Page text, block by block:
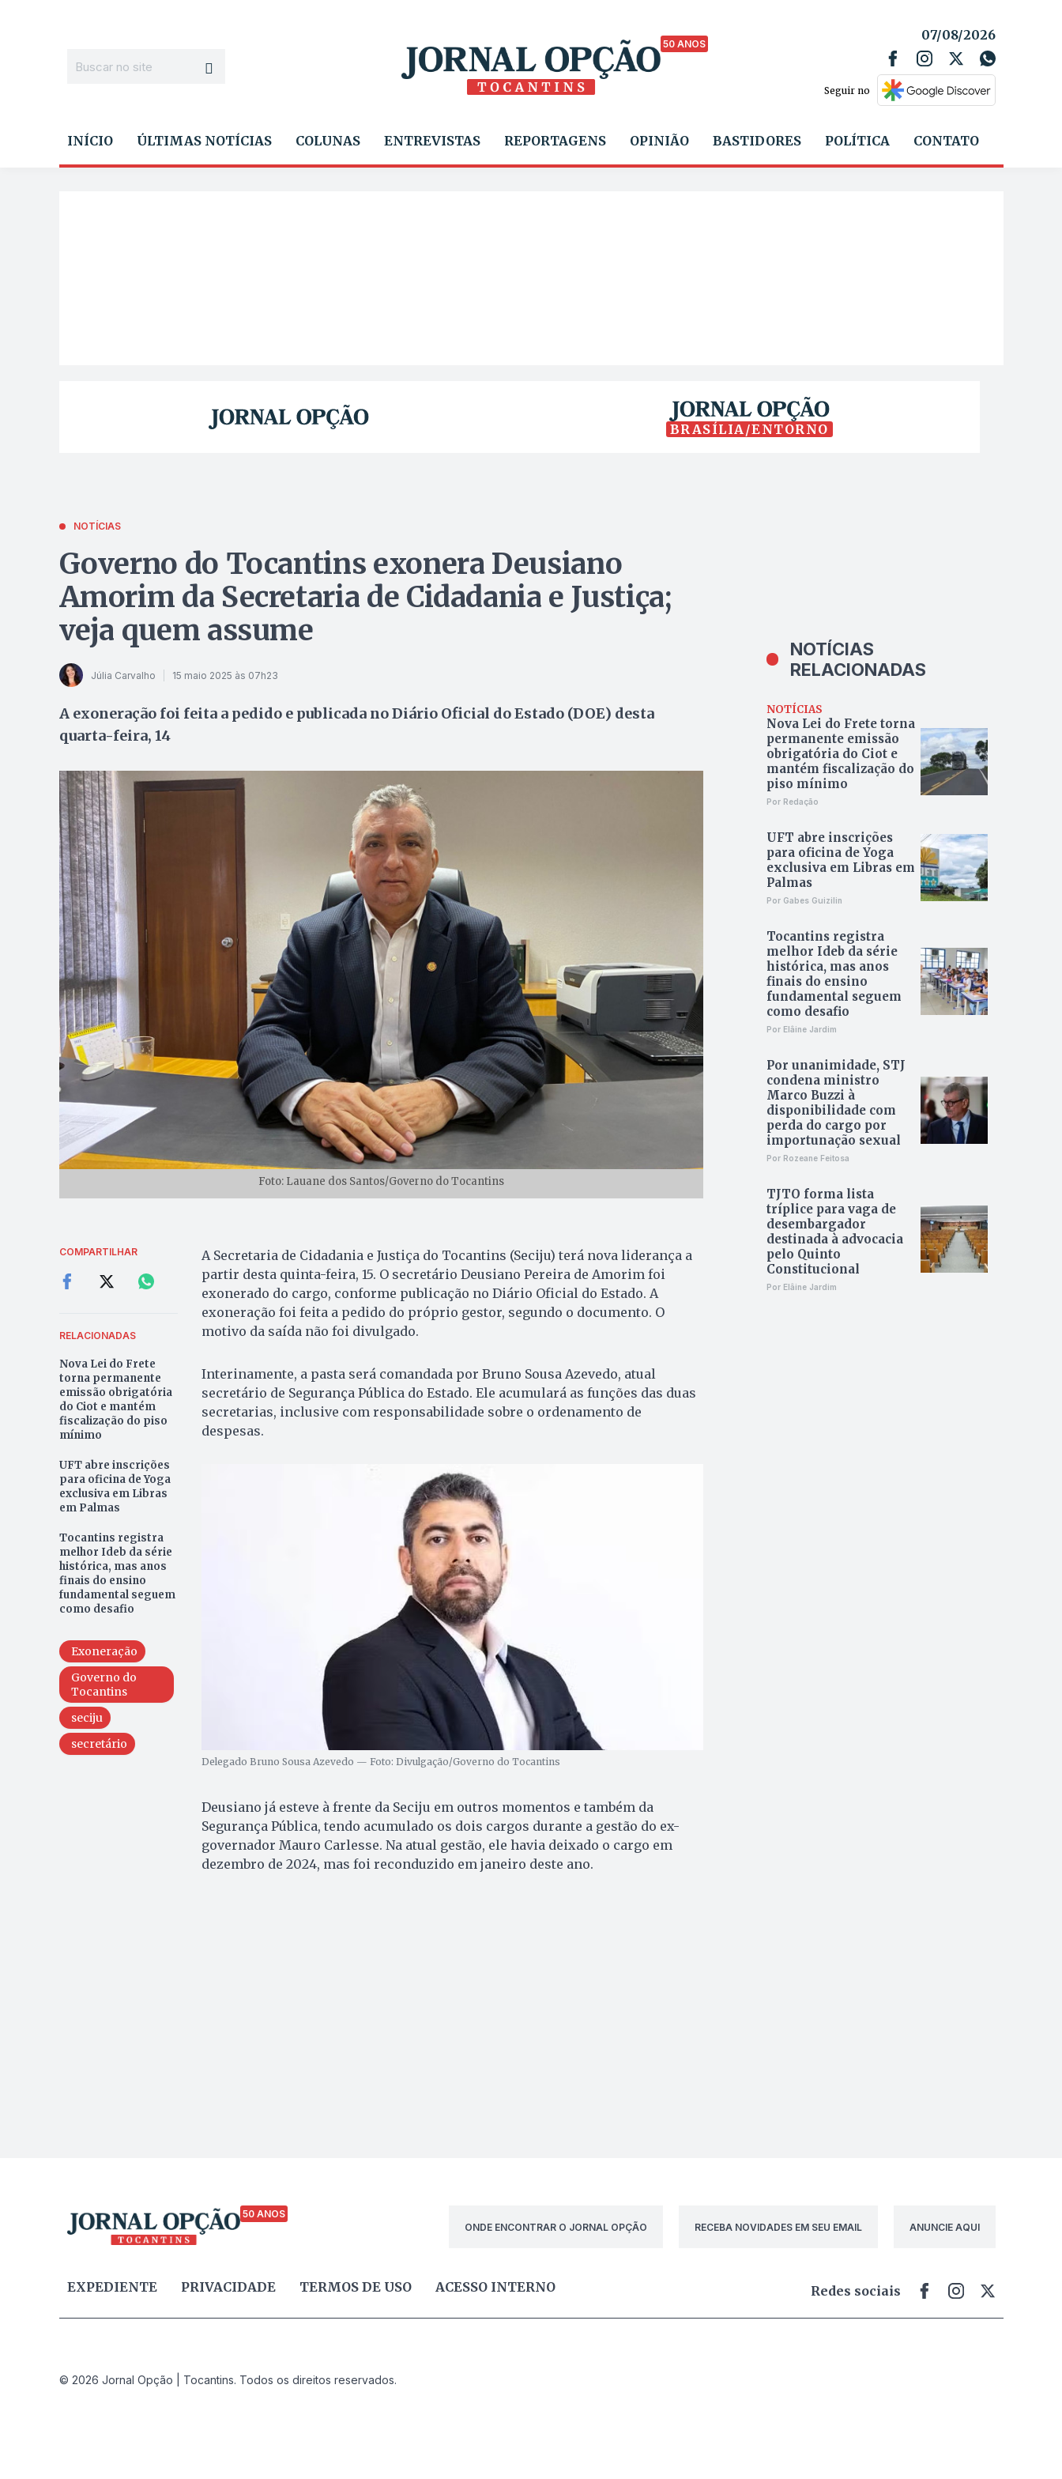
50 ANOS
07/08/2026
Seguir no
INÍCIO ÚLTIMAS NOTÍCIAS COLUNAS ENTREVISTAS REPORTAGENS OPINIÃO BASTIDORES POLÍTICA CONTATO
BRASÍLIA/ENTORNO
NOTÍCIAS
Governo do Tocantins exonera Deusiano
Amorim da Secretaria de Cidadania e Justiça;
veja quem assume
Júlia Carvalho 15 maio 2025 às 07h23
A exoneração foi feita a pedido e publicada no Diário Oficial do Estado (DOE) desta
quarta-feira, 14
Foto: Lauane dos Santos/Governo do Tocantins
COMPARTILHAR
RELACIONADAS
Nova Lei do Frete
torna permanente
emissão obrigatória
do Ciot e mantém
fiscalização do piso
mínimo
UFT abre inscrições
para oficina de Yoga
exclusiva em Libras
em Palmas
Tocantins registra
melhor Ideb da série
histórica, mas anos
finais do ensino
fundamental seguem
como desafio
Exoneração
Governo do
Tocantins
seciju
secretário
A Secretaria de Cidadania e Justiça do Tocantins (Seciju) terá nova liderança a
partir desta quinta-feira, 15. O secretário Deusiano Pereira de Amorim foi
exonerado do cargo, conforme publicação no Diário Oficial do Estado. A
exoneração foi feita a pedido do próprio gestor, segundo o documento. O
motivo da saída não foi divulgado.
Interinamente, a pasta será comandada por Bruno Sousa Azevedo, atual
secretário de Segurança Pública do Estado. Ele acumulará as funções das duas
secretarias, inclusive com responsabilidade sobre o ordenamento de
despesas.
Delegado Bruno Sousa Azevedo — Foto: Divulgação/Governo do Tocantins
Deusiano já esteve à frente da Seciju em outros momentos e também da
Segurança Pública, tendo acumulado os dois cargos durante a gestão do ex-
governador Mauro Carlesse. Na atual gestão, ele havia deixado o cargo em
dezembro de 2024, mas foi reconduzido em janeiro deste ano.
NOTÍCIAS
RELACIONADAS
NOTÍCIAS
Nova Lei do Frete torna
permanente emissão
obrigatória do Ciot e
mantém fiscalização do
piso mínimo
Por Redação
UFT abre inscrições
para oficina de Yoga
exclusiva em Libras em
Palmas
Por Gabes Guizilin
Tocantins registra
melhor Ideb da série
histórica, mas anos
finais do ensino
fundamental seguem
como desafio
Por Elâine Jardim
Por unanimidade, STJ
condena ministro
Marco Buzzi à
disponibilidade com
perda do cargo por
importunação sexual
Por Rozeane Feitosa
TJTO forma lista
tríplice para vaga de
desembargador
destinada à advocacia
pelo Quinto
Constitucional
Por Elâine Jardim
50 ANOS
ONDE ENCONTRAR O JORNAL OPÇÃO
RECEBA NOVIDADES EM SEU EMAIL ANUNCIE AQUI
EXPEDIENTE PRIVACIDADE TERMOS DE USO ACESSO INTERNO Redes sociais
© 2026 Jornal Opção | Tocantins. Todos os direitos reservados.